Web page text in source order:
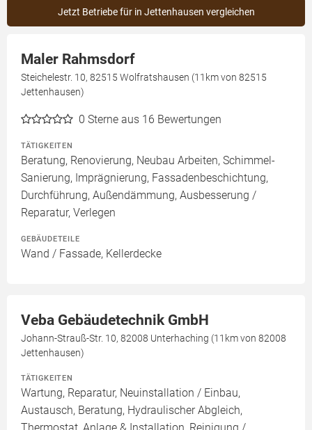
Jetzt Betriebe für in Jettenhausen vergleichen
Maler Rahmsdorf
Steichelestr. 10, 82515 Wolfratshausen (11km von 82515
Jettenhausen)
0 Sterne aus 16 Bewertungen
TÄTIGKEITEN
Beratung, Renovierung, Neubau Arbeiten, Schimmel-
Sanierung, Imprägnierung, Fassadenbeschichtung,
Durchführung, Außendämmung, Ausbesserung /
Reparatur, Verlegen
GEBÄUDETEILE
Wand / Fassade, Kellerdecke
Veba Gebäudetechnik GmbH
Johann-Strauß-Str. 10, 82008 Unterhaching (11km von 82008
Jettenhausen)
TÄTIGKEITEN
Wartung, Reparatur, Neuinstallation / Einbau,
Austausch, Beratung, Hydraulischer Abgleich,